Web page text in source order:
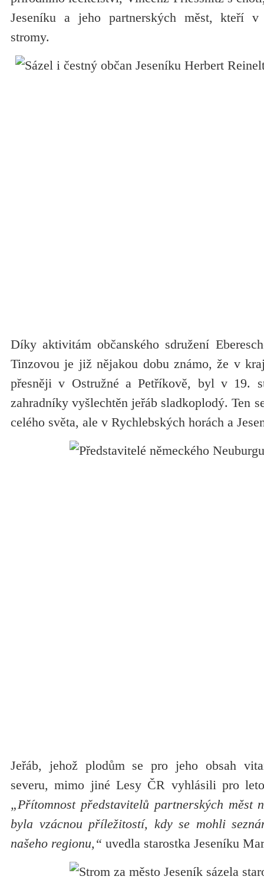
Jeseníku a jeho partnerských měst, kteří
stromy.
Díky aktivitám občanského sdružení
Tinzovou je již nějakou dobu známo, že v
přesněji v Ostružné a Petříkově, byl v 19.
zahradníky vyšlechtěn jeřáb sladkoplodý. Ten
celého světa, ale v Rychlebských horách a
Jeřáb, jehož plodům se pro jeho obsah
severu, mimo jiné Lesy ČR vyhlásili pro
„Přítomnost představitelů partnerských měst
byla vzácnou příležitostí, kdy se mohli
našeho regionu,“ uvedla starostka Jeseníku